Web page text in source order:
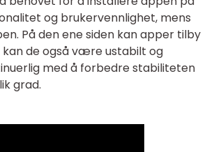
og brukervennlighet, mens
På den ene siden kan apper tilby
kan de også være ustabilt og
med å forbedre stabiliteten
grad.